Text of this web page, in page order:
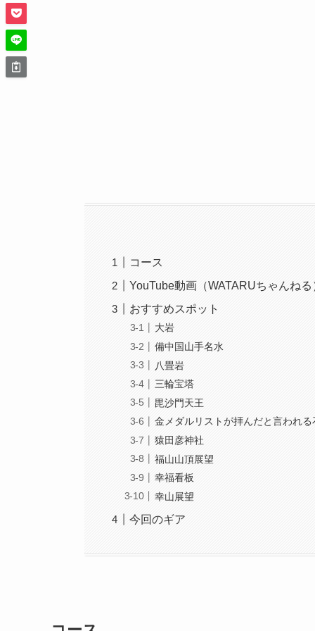
コース
YouTube動画（WATARUちゃんねる
おすすめスポット
大岩
備中国山手名水
八畳岩
三輪宝塔
毘沙門天王
金メダルリストが拝んだと言われる
猿田彦神社
福山山頂展望
幸福看板
幸山展望
今回のギア